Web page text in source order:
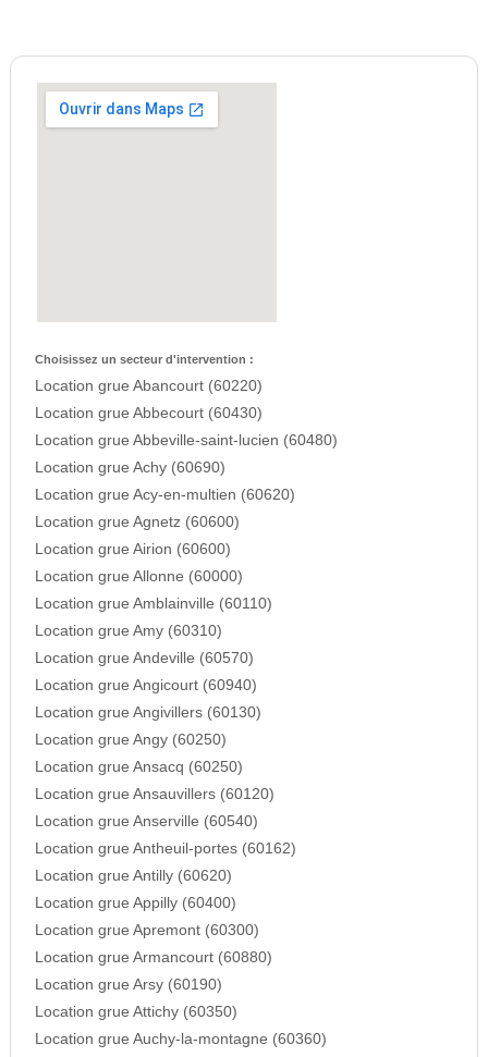
Choisissez un secteur d'intervention :
Location grue Abancourt (60220)
Location grue Abbecourt (60430)
Location grue Abbeville-saint-lucien (60480)
Location grue Achy (60690)
Location grue Acy-en-multien (60620)
Location grue Agnetz (60600)
Location grue Airion (60600)
Location grue Allonne (60000)
Location grue Amblainville (60110)
Location grue Amy (60310)
Location grue Andeville (60570)
Location grue Angicourt (60940)
Location grue Angivillers (60130)
Location grue Angy (60250)
Location grue Ansacq (60250)
Location grue Ansauvillers (60120)
Location grue Anserville (60540)
Location grue Antheuil-portes (60162)
Location grue Antilly (60620)
Location grue Appilly (60400)
Location grue Apremont (60300)
Location grue Armancourt (60880)
Location grue Arsy (60190)
Location grue Attichy (60350)
Location grue Auchy-la-montagne (60360)